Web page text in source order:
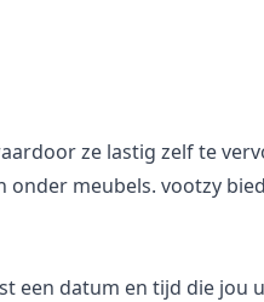
ze lastig zelf te
meubels. vootzy
een datum en tijd die